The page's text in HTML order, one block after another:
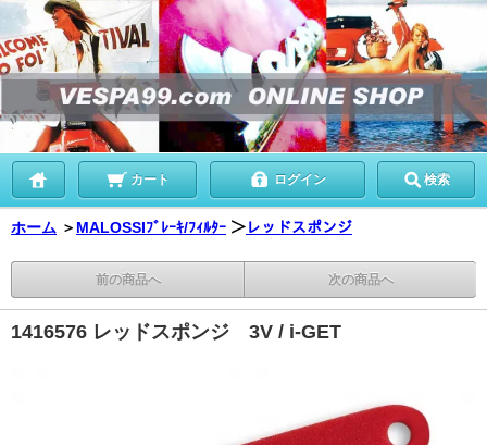
カート ログイン 検索
ホーム ＞ MALOSSIﾌﾞﾚｰｷ/ﾌｨﾙﾀｰ ＞レッドスポンジ
前の商品へ 次の商品へ
1416576 レッドスポンジ 3V / i-GET